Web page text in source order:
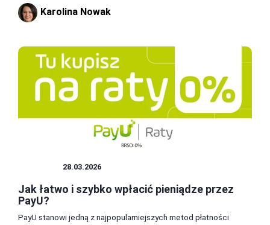
Karolina Nowak
28.03.2026
Jak łatwo i szybko wpłacić pieniądze przez
PayU?
PayU stanowi jedną z najpopularniejszych metod płatności